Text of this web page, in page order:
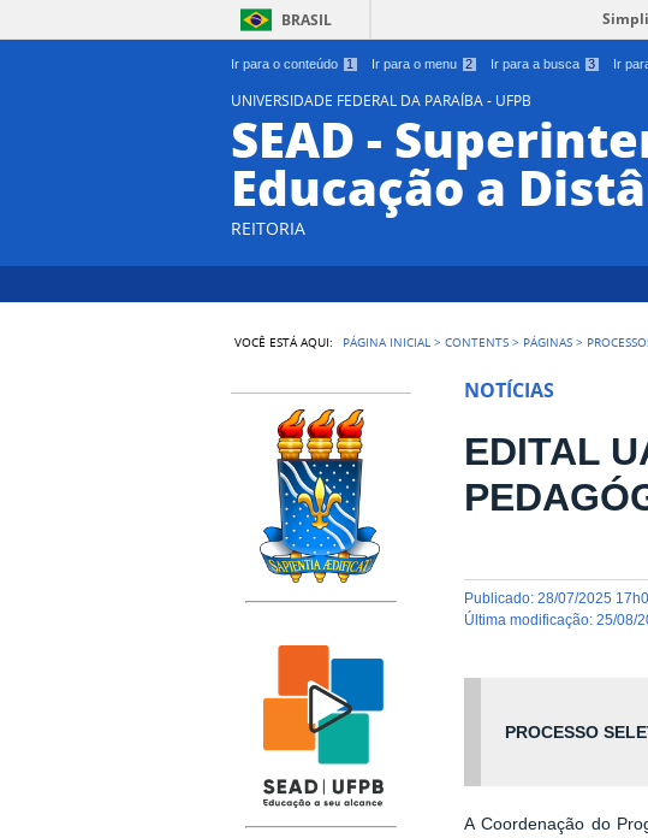
Ir para o conteúdo 1 Ir para o menu 2 Ir para a busca 3 Ir
BRASIL
UNIVERSIDADE FEDERAL DA PARAÍBA - UFPB
SEAD -
Educação a
REITORIA
VOCÊ ESTÁ AQUI: PÁGINA INICIAL >CONTENTS > PÁGINAS >
NOTÍCIAS
EDITAL
publicado:28/07/2025
última modificação:25/08/
PROCESSO
A Coordenação do